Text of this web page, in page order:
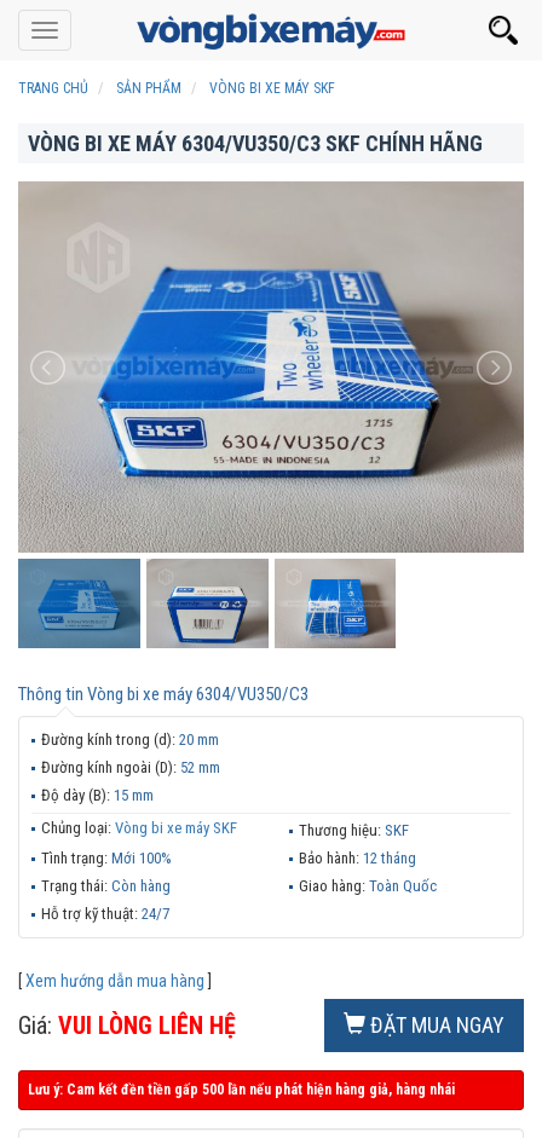
Toggle
navigation
TRANG CHỦ SẢN PHẨM VÒNG BI XE MÁY SKF
VÒNG BI XE MÁY 6304/VU350/C3 SKF CHÍNH HÃNG
Thông tin Vòng bi xe máy 6304/VU350/C3
Đường kính trong (d): 20 mm
Đường kính ngoài (D): 52 mm
Độ dày (B): 15 mm
Chủng loại: Vòng bi xe máy SKF Thương hiệu: SKF
Tình trạng: Mới 100% Bảo hành: 12 tháng
Trạng thái: Còn hàng Giao hàng: Toàn Quốc
Hỗ trợ kỹ thuật: 24/7
[Xem hướng dẫn mua hàng
Giá: VUI LÒNG LIÊN HỆ ĐẶT MUA NGAY
Lưu ý: Cam kết đền tiền gấp 500 lần nếu phát hiện hàng giả, hàng nhái